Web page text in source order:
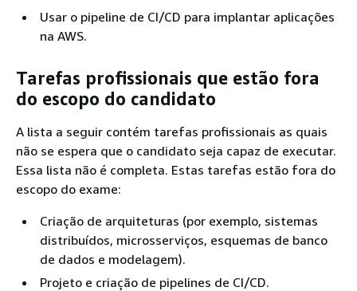
Usar o pipeline de CI/CD para implantar aplicações
na AWS.
Tarefas profissionais que estão fora
do escopo do candidato
A lista a seguir contém tarefas profissionais as quais
não se espera que o candidato seja capaz de executar.
Essa lista não é completa. Estas tarefas estão fora do
escopo do exame:
Criação de arquiteturas (por exemplo, sistemas
distribuídos, microsserviços, esquemas de banco
de dados e modelagem).
Projeto e criação de pipelines de CI/CD.